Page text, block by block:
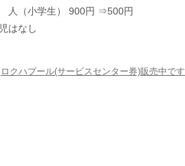
人（小学生） 900円 ⇒500円
はなし
ロクハプール(サービスセンター券)販売中です